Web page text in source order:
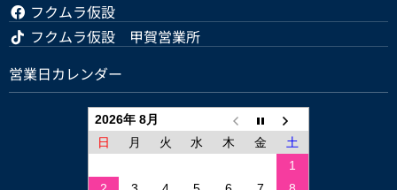
フクムラ仮設
フクムラ仮設 甲賀営業所
営業日カレンダー
2026年 8月
日
月 火 水 木 金
土
1